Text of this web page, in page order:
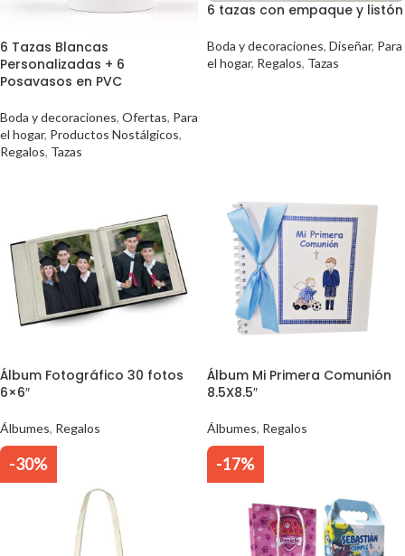
6 Tazas Blancas
Personalizadas + 6
Posavasos en PVC
Boda y decoraciones, Ofertas, Para
el hogar, Productos Nostálgicos,
Regalos, Tazas
6 tazas con empaque y listón
Boda y decoraciones, Diseñar, Para
el hogar, Regalos, Tazas
Álbum Fotográfico 30 fotos
6×6″
Álbumes, Regalos
Álbum Mi Primera Comunión
8.5X8.5″
Álbumes, Regalos
-30% -17%